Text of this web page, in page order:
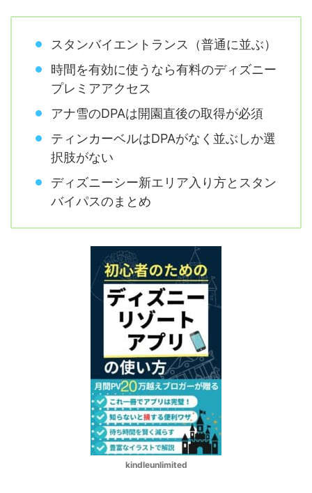
スタンバイエントランス（普通に並ぶ）
時間を有効に使うなら有料のディズニー
プレミアアクセス
アナ雪のDPAは開園直後の取得が必須
ティンカーベルはDPAがなく並ぶしか選
択肢がない
ディズニーシー新エリア入り方とスタン
バイパスのまとめ
kindleunlimited